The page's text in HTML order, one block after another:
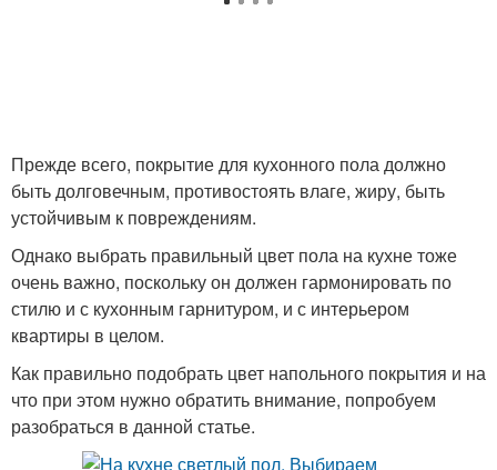
Прежде всего, покрытие для кухонного пола должно
быть долговечным, противостоять влаге, жиру, быть
устойчивым к повреждениям.
Однако выбрать правильный цвет пола на кухне тоже
очень важно, поскольку он должен гармонировать по
стилю и с кухонным гарнитуром, и с интерьером
квартиры в целом.
Как правильно подобрать цвет напольного покрытия и на
что при этом нужно обратить внимание, попробуем
разобраться в данной статье.